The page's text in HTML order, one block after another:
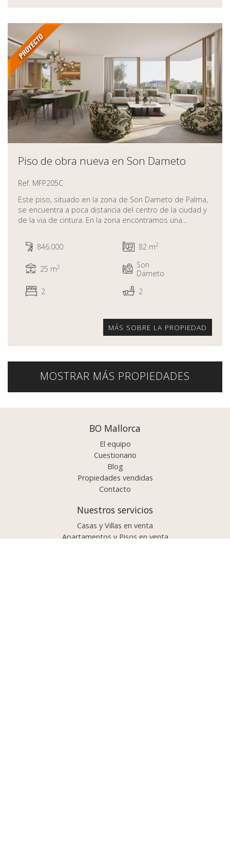
Piso de obra nueva en Son Dameto
Ref. MFP205C
Este piso, situado en la zona de Son Dameto de Palma,
se encuentra a poca distancia del centro de la ciudad y
de la via de cintura. En la zona encontramos una...
846.000 82 m2
25 m2
Son
Dameto
2
2
MÁS SOBRE LA PROPIEDAD
MOSTRAR MÁS PROPIEDADES
BO Mallorca
El equipo
Cuestionario
Blog
Propiedades vendidas
Contacto
Nuestros servicios
Casas y Villas en venta
Apartamentos y Pisos en venta